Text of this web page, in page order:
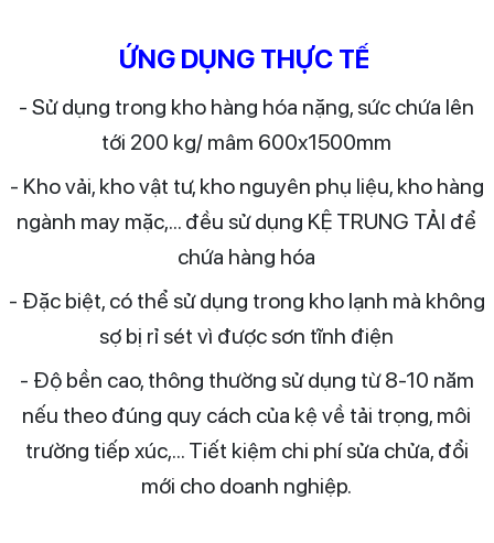
ỨNG DỤNG THỰC TẾ
- Sử dụng trong kho hàng hóa nặng, sức chứa lên
tới 200 kg/ mâm 600x1500mm
- Kho vải, kho vật tư, kho nguyên phụ liệu, kho hàng
ngành may mặc,... đều sử dụng KỆ TRUNG TẢI để
chứa hàng hóa
- Đặc biệt, có thể sử dụng trong kho lạnh mà không
sợ bị rỉ sét vì được sơn tĩnh điện
- Độ bền cao, thông thường sử dụng từ 8-10 năm
nếu theo đúng quy cách của kệ về tải trọng, môi
trường tiếp xúc,... Tiết kiệm chi phí sửa chửa, đổi
mới cho doanh nghiệp.